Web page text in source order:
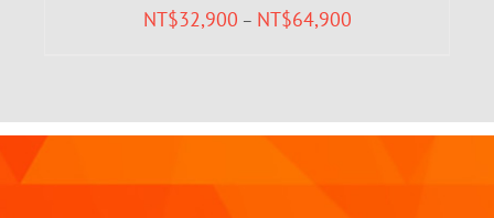
NT$32,900 – NT$64,900